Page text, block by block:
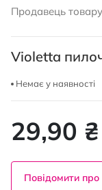
Продавець
Violetta
Немає у наявності
29,90 ₴
Повідомити про